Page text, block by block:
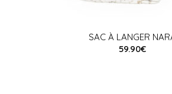
SAC À LANGER
59.90€